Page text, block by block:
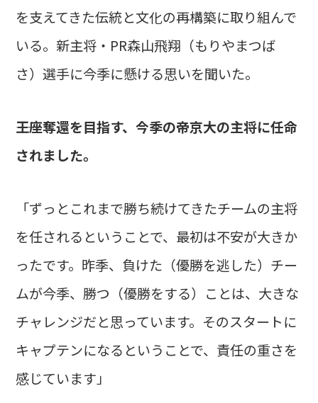
を支えてきた伝統と文化の再構築に取り組んで
いる。新主将・PR森山飛翔（もりやまつば
さ）選手に今季に懸ける思いを聞いた。
――王座奪還を目指す、今季の帝京大の主将に任命
されました。
「ずっとこれまで勝ち続けてきたチームの主将
を任されるということで、最初は不安が大きか
ったです。昨季、負けた（優勝を逃した）チー
ムが今季、勝つ（優勝をする）ことは、大きな
チャレンジだと思っています。そのスタートに
キャプテンになるということで、責任の重さを
感じています」